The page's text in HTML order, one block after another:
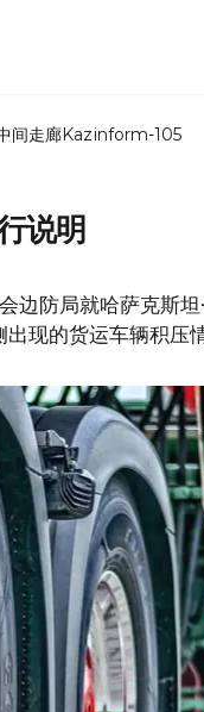
间走廊Kazinform-105
说明
边防局就哈萨克斯
现的货运车辆积压